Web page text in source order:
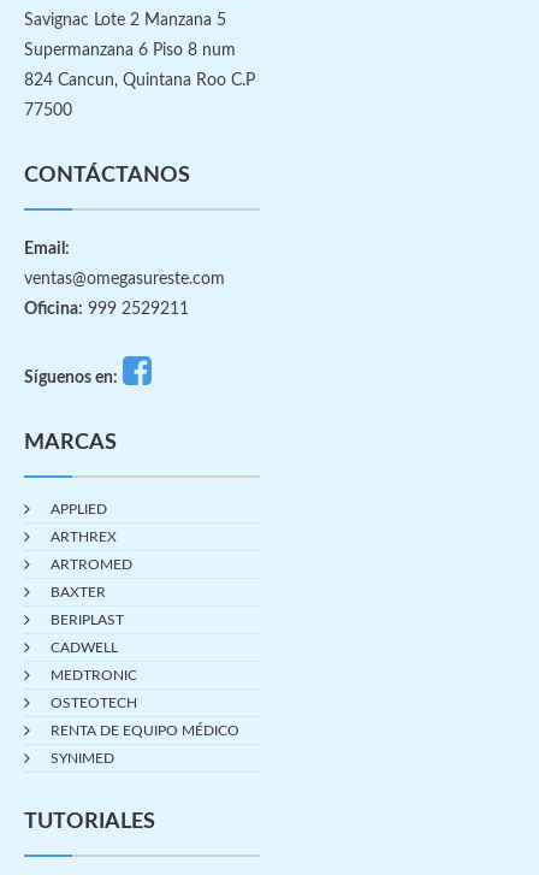
Savignac Lote 2 Manzana 5
Supermanzana 6 Piso 8 num
824 Cancun, Quintana Roo C.P
77500
CONTÁCTANOS
Email:
ventas@omegasureste.com
Oficina: 999 2529211
Síguenos en:
MARCAS
APPLIED
ARTHREX
ARTROMED
BAXTER
BERIPLAST
CADWELL
MEDTRONIC
OSTEOTECH
RENTA DE EQUIPO MÉDICO
SYNIMED
TUTORIALES